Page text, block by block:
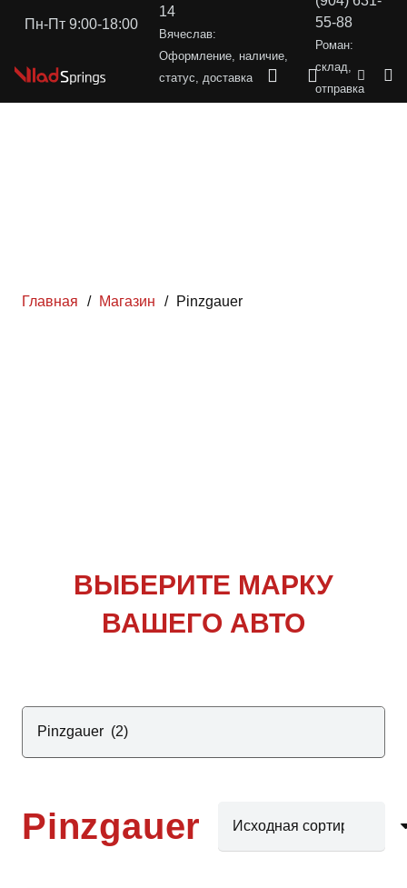
Пн-Пт 9:00-18:00
14
Вячеслав:
Оформление, наличие,
статус, доставка
55-88
Роман:
склад,
отправка
Главная / Магазин / Pinzgauer
ВЫБЕРИТЕ МАРКУ
ВАШЕГО АВТО
Pinzgauer